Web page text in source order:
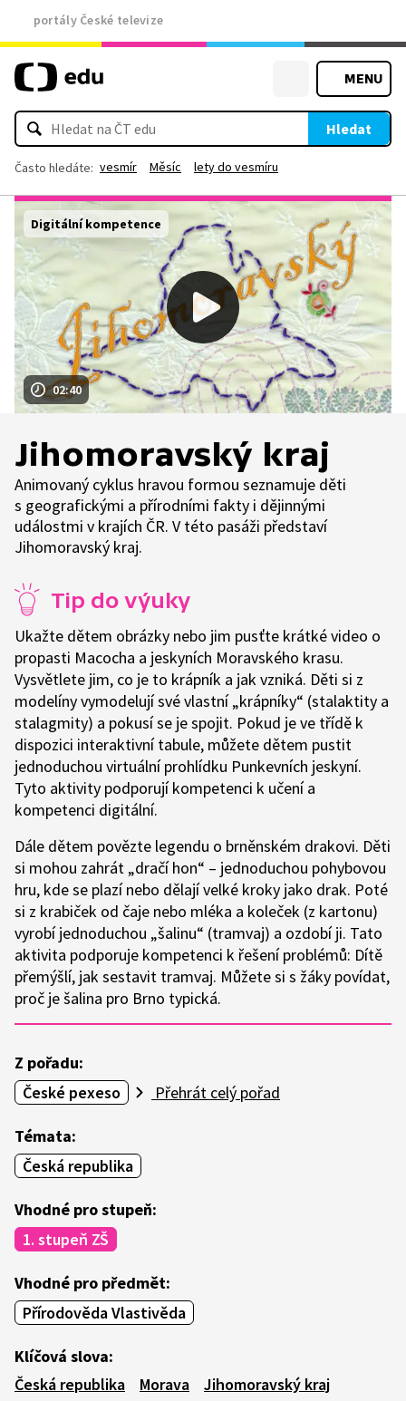
portály České televize
MENU
Hledat
Často hledáte: vesmír Měsíc lety do vesmíru
02:40
Digitální kompetence
Jihomoravský kraj
Animovaný cyklus hravou formou seznamuje děti
s geografickými a přírodními fakty i dějinnými
událostmi v krajích ČR. V této pasáži představí
Jihomoravský kraj.
Tip do výuky
Ukažte dětem obrázky nebo jim pusťte krátké video o
propasti Macocha a jeskyních Moravského krasu.
Vysvětlete jim, co je to krápník a jak vzniká. Děti si z
modelíny vymodelují své vlastní „krápníky“ (stalaktity a
stalagmity) a pokusí se je spojit. Pokud je ve třídě k
dispozici interaktivní tabule, můžete dětem pustit
jednoduchou virtuální prohlídku Punkevních jeskyní.
Tyto aktivity podporují kompetenci k učení a
kompetenci digitální.
Dále dětem povězte legendu o brněnském drakovi. Děti
si mohou zahrát „dračí hon“ – jednoduchou pohybovou
hru, kde se plazí nebo dělají velké kroky jako drak. Poté
si z krabiček od čaje nebo mléka a koleček (z kartonu)
vyrobí jednoduchou „šalinu“ (tramvaj) a ozdobí ji. Tato
aktivita podporuje kompetenci k řešení problémů: Dítě
přemýšlí, jak sestavit tramvaj. Můžete si s žáky povídat,
proč je šalina pro Brno typická.
Z pořadu:
České pexeso
Přehrát celý pořad
Témata:
Česká republika
Vhodné pro stupeň:
1. stupeň ZŠ
Vhodné pro předmět:
Přírodověda Vlastivěda
Klíčová slova:
Česká republika
Morava
Jihomoravský kraj